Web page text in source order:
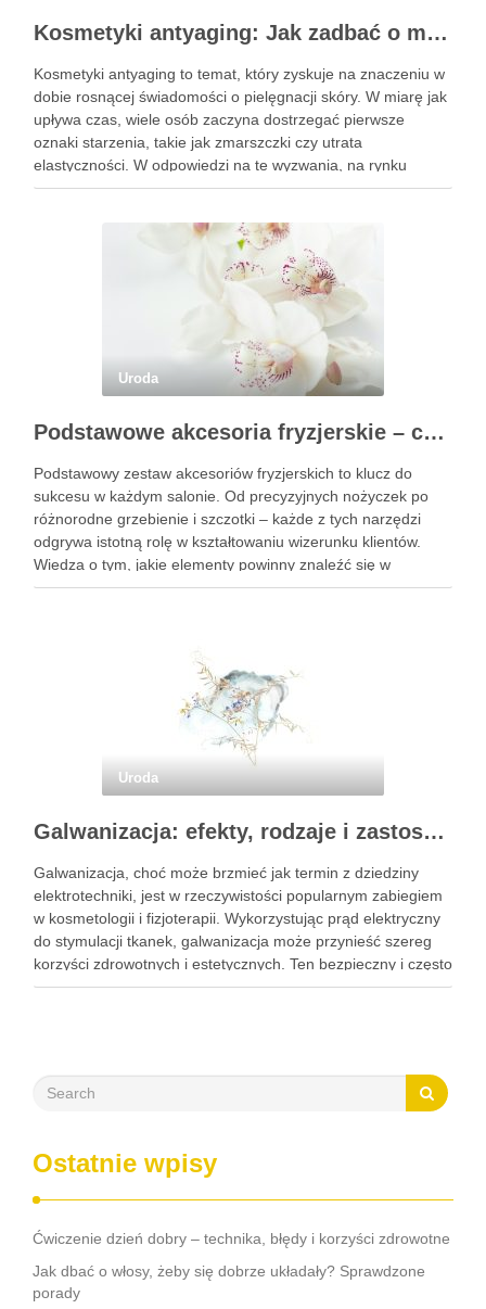
Kosmetyki antyaging: Jak zadbać o młodszy wygląd skóry?
Kosmetyki antyaging to temat, który zyskuje na znaczeniu w
dobie rosnącej świadomości o pielęgnacji skóry. W miarę jak
upływa czas, wiele osób zaczyna dostrzegać pierwsze
oznaki starzenia, takie jak zmarszczki czy utrata
elastyczności. W odpowiedzi na te wyzwania, na rynku
pojawiają się innowacyjne produkty, które obiecują nie tylko
Uroda
Podstawowe akcesoria fryzjerskie – co powinien mieć każdy fryzjer?
Podstawowy zestaw akcesoriów fryzjerskich to klucz do
sukcesu w każdym salonie. Od precyzyjnych nożyczek po
różnorodne grzebienie i szczotki – każde z tych narzędzi
odgrywa istotną rolę w kształtowaniu wizerunku klientów.
Wiedza o tym, jakie elementy powinny znaleźć się w
profesjonalnym wyposażeniu, jest niezbędna dla fryzjerów,
Uroda
Galwanizacja: efekty, rodzaje i zastosowanie w kosmetologii
Galwanizacja, choć może brzmieć jak termin z dziedziny
elektrotechniki, jest w rzeczywistości popularnym zabiegiem
w kosmetologii i fizjoterapii. Wykorzystując prąd elektryczny
do stymulacji tkanek, galwanizacja może przynieść szereg
korzyści zdrowotnych i estetycznych. Ten bezpieczny i często
nieodczuwalny zabieg może pomóc w poprawie krążenia,
Ostatnie wpisy
Ćwiczenie dzień dobry – technika, błędy i korzyści zdrowotne
Jak dbać o włosy, żeby się dobrze układały? Sprawdzone
porady